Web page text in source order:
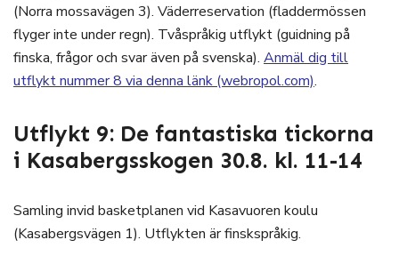
(Norra mossavägen 3). Väderreservation (fladdermössen
flyger inte under regn). Tvåspråkig utflykt (guidning på
finska, frågor och svar även på svenska). Anmäl dig till
utflykt nummer 8 via denna länk (webropol.com).
Utflykt 9: De fantastiska tickorna
i Kasabergsskogen 30.8. kl. 11-14
Samling invid basketplanen vid Kasavuoren koulu
(Kasabergsvägen 1). Utflykten är finskspråkig.